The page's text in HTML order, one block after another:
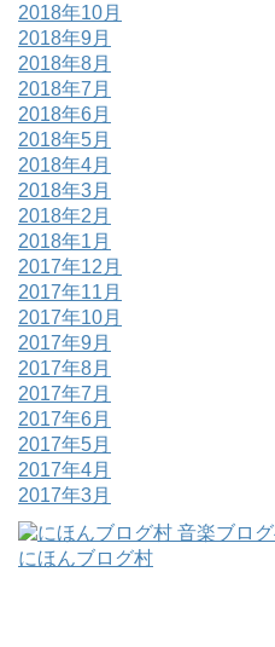
2018年10月
2018年9月
2018年8月
2018年7月
2018年6月
2018年5月
2018年4月
2018年3月
2018年2月
2018年1月
2017年12月
2017年11月
2017年10月
2017年9月
2017年8月
2017年7月
2017年6月
2017年5月
2017年4月
2017年3月
にほんブログ村